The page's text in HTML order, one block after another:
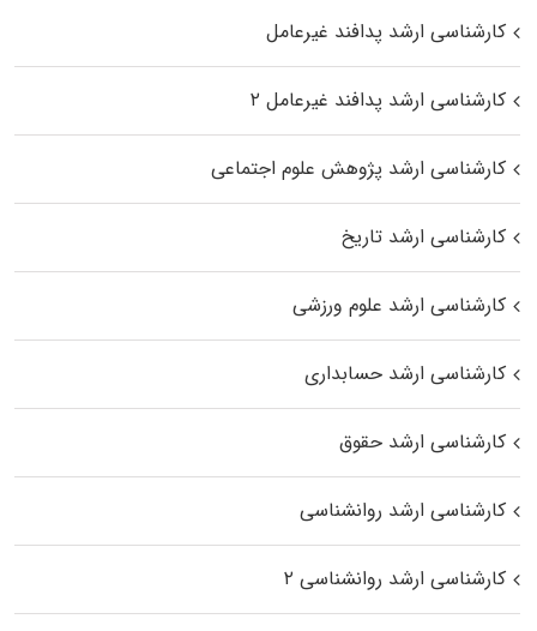
کارشناسی ارشد پدافند غیرعامل
کارشناسی ارشد پدافند غیرعامل ۲
کارشناسی ارشد پژوهش علوم اجتماعی
کارشناسی ارشد تاریخ
کارشناسی ارشد علوم ورزشی
کارشناسی ارشد حسابداری
کارشناسی ارشد حقوق
کارشناسی ارشد روانشناسی
کارشناسی ارشد روانشناسی ۲